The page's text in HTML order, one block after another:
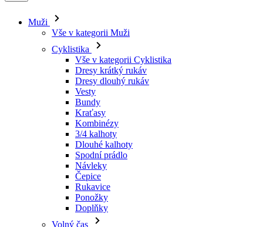
Dresy dlouhý rukáv
Vesty
Bundy
Kraťasy
Kombinézy
3/4 kalhoty
Dlouhé kalhoty
Spodní prádlo
Návleky
Čepice
Rukavice
Ponožky
Doplňky
Volný čas
Vše v kategorii Volný čas
Trička
Mikiny
Čepice